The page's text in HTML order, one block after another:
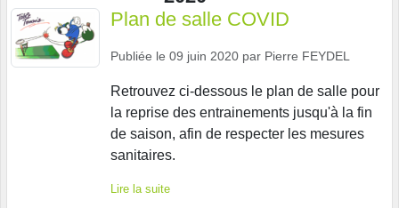
Plan de salle COVID
Publiée le 09 juin 2020 par Pierre FEYDEL
Retrouvez ci-dessous le plan de salle pour
la reprise des entrainements jusqu'à la fin
de saison, afin de respecter les mesures
sanitaires.
Lire la suite